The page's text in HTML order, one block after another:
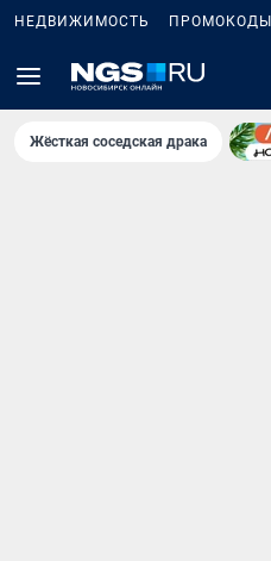
НЕДВИЖИМОСТЬ ПРОМОКОДЫ
Жёсткая соседская драка